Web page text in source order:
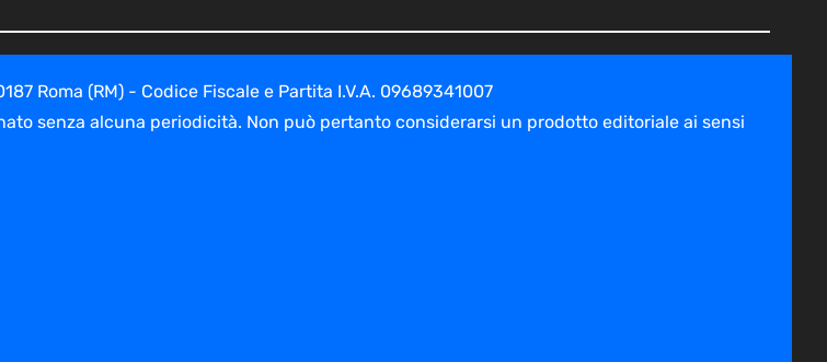
Roma (RM) - Codice Fiscale e Partita I.V.A. 09689341007
senza alcuna periodicità. Non può pertanto considerarsi un prodotto editoriale ai sensi